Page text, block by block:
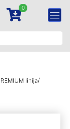
0
linija/